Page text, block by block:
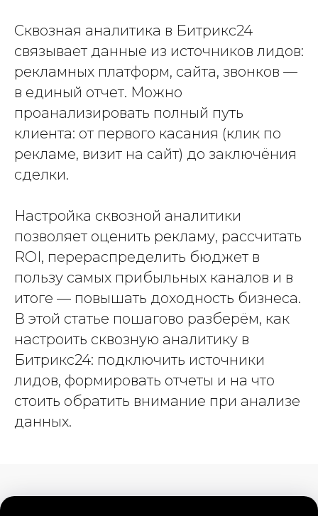
Сквозная аналитика в Битрикс24
связывает данные из источников лидов:
рекламных платформ, сайта, звонков —
в единый отчет. Можно
проанализировать полный путь
клиента: от первого касания (клик по
рекламе, визит на сайт) до заключёния
сделки.
Настройка сквозной аналитики
позволяет оценить рекламу, рассчитать
ROI, перераспределить бюджет в
пользу самых прибыльных каналов и в
итоге — повышать доходность бизнеса.
В этой статье пошагово разберём, как
настроить сквозную аналитику в
Битрикс24: подключить источники
лидов, формировать отчеты и на что
стоить обратить внимание при анализе
данных.